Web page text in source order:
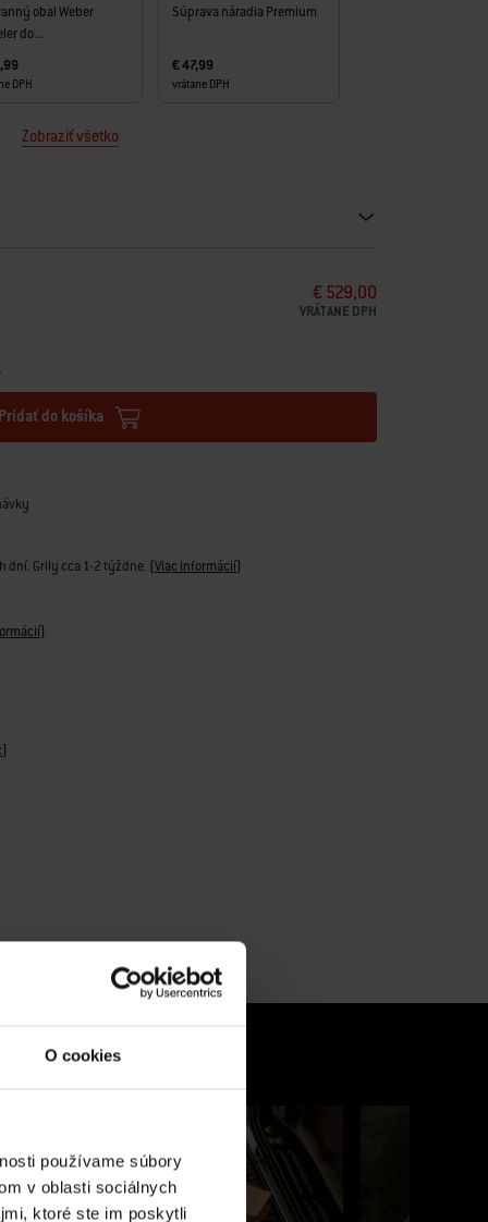
O cookies
používame súbory
v oblasti sociálnych
ktoré ste im poskytli
obal Weber
do...
DPH
Súprava náradia Premium
€ 47,99
vrátane DPH
Zobraziť všetko
€ 529,00
VRÁTANE DPH
Pridať do košíka
dní. Grily cca 1-2 týždne. (Viac informácií)
)
)
alebo prejdite na snímku pomocou bodiek snímky.